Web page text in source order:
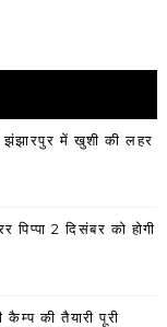
में खुशी की लहर
2 दिसंबर को होगी
की तैयारी पूरी